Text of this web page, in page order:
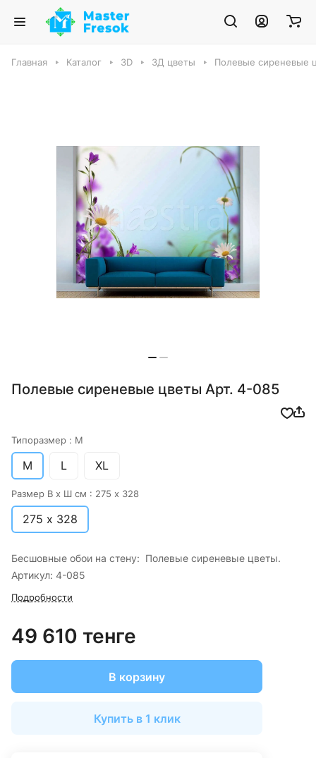
Главная Каталог 3D 3Д цветы Полевые сиреневые
Полевые сиреневые цветы Арт. 4-085
Типоразмер : M
M L XL
Размер В х Ш см : 275 х 328
275 х 328
Бесшовные обои на стену: Полевые сиреневые цветы.
Артикул: 4-085
Подробности
49 610 тенге
В корзину
Купить в 1 клик